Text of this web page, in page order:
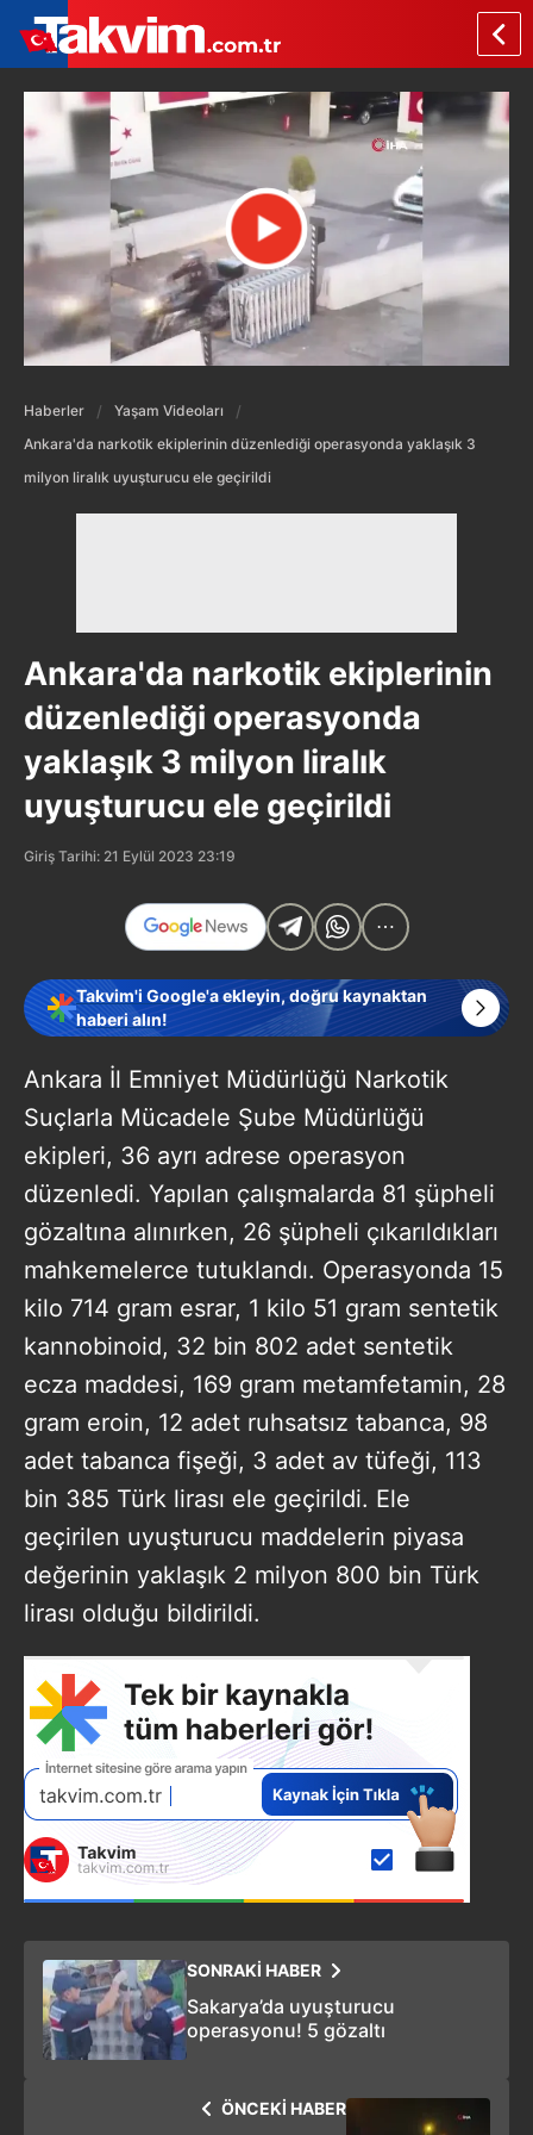
Haberler
Yaşam Videoları
Ankara'da narkotik ekiplerinin düzenlediği operasyonda yaklaşık 3
milyon liralık uyuşturucu ele geçirildi
Ankara'da narkotik ekiplerinin
düzenlediği operasyonda
yaklaşık 3 milyon liralık
uyuşturucu ele geçirildi
Giriş Tarihi: 21 Eylül 2023 23:19
Takvim'i Google'a ekleyin, doğru kaynaktan
haberi alın!
Ankara İl Emniyet Müdürlüğü Narkotik
Suçlarla Mücadele Şube Müdürlüğü
ekipleri, 36 ayrı adrese operasyon
düzenledi. Yapılan çalışmalarda 81 şüpheli
gözaltına alınırken, 26 şüpheli çıkarıldıkları
mahkemelerce tutuklandı. Operasyonda 15
kilo 714 gram esrar, 1 kilo 51 gram sentetik
kannobinoid, 32 bin 802 adet sentetik
ecza maddesi, 169 gram metamfetamin, 28
gram eroin, 12 adet ruhsatsız tabanca, 98
adet tabanca fişeği, 3 adet av tüfeği, 113
bin 385 Türk lirası ele geçirildi. Ele
geçirilen uyuşturucu maddelerin piyasa
değerinin yaklaşık 2 milyon 800 bin Türk
lirası olduğu bildirildi.
SONRAKİ HABER
Sakarya’da uyuşturucu
operasyonu! 5 gözaltı
ÖNCEKİ HABER